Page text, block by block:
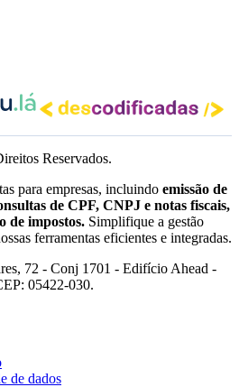
Reservados.
para empresas, incluindo emissão de
de CPF, CNPJ e notas fiscais,
de impostos. Simplifique a gestão
ferramentas eficientes e integradas.
72 - Conj 1701 - Edifício Ahead -
05422-030.
de dados